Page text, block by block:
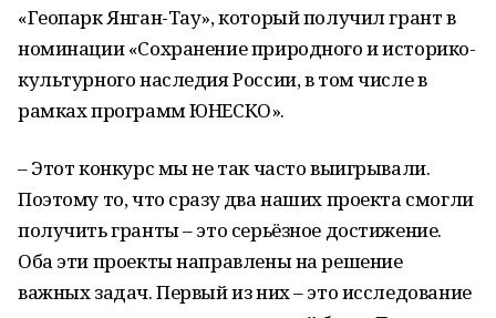
«Геопарк Янган-Тау», который получил грант в
номинации «Сохранение природного и историко-
культурного наследия России, в том числе в
рамках программ ЮНЕСКО».
– Этот конкурс мы не так часто выигрывали.
Поэтому то, что сразу два наших проекта смогли
получить гранты – это серьёзное достижение.
Оба эти проекты направлены на решение
важных задач. Первый из них – это исследование